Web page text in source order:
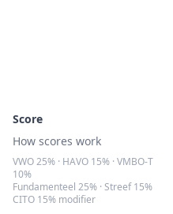
Score
How scores work
VWO 25% · HAVO 15% · VMBO-T
10%
Fundamenteel 25% · Streef 15%
CITO 15% modifier